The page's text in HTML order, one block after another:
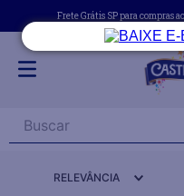
Frete Grátis SP para compras
Buscar
RELEVÂNCIA